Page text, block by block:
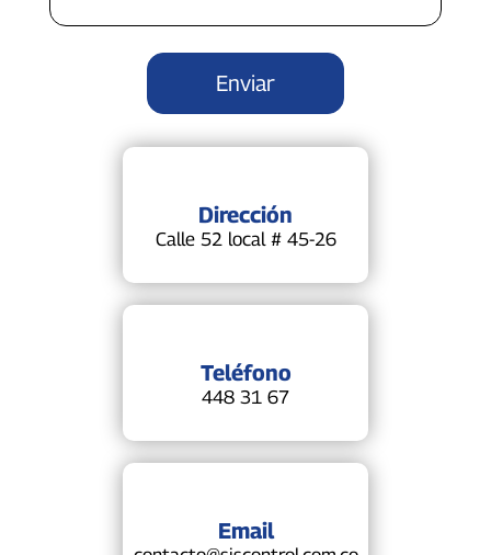
Dirección
Calle 52 local # 45-26
Teléfono
448 31 67
Email